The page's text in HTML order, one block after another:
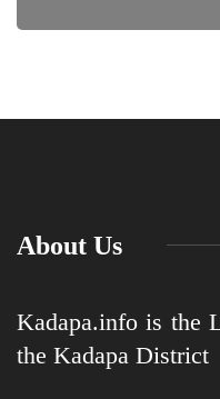
About Us
Kadapa.info is the
the Kadapa District